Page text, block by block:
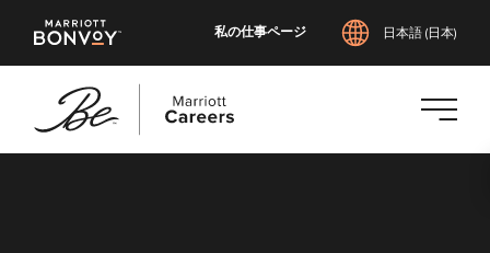
私の仕事ページ 日本語 (日本)